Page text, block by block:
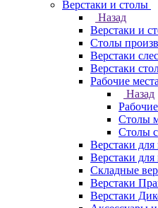
Верстаки и столы
Назад
Верстаки и
Столы
Верстаки
Верстаки
Рабочие места
Назад
Столы
Столы
Верстаки для
Верстаки для
Складные
Верстаки
Верстаки